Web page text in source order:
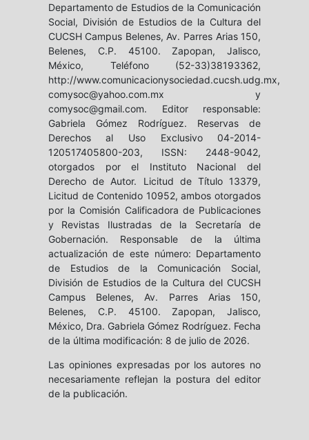
Departamento de Estudios de la Comunicación
Social, División de Estudios de la Cultura del
CUCSH Campus Belenes, Av. Parres Arias 150,
Belenes, C.P. 45100. Zapopan, Jalisco,
México, Teléfono (52-33)38193362,
http://www.comunicacionysociedad.cucsh.udg.mx,
comysoc@yahoo.com.mx y
comysoc@gmail.com. Editor responsable:
Gabriela Gómez Rodríguez. Reservas de
Derechos al Uso Exclusivo 04-2014-
120517405800-203, ISSN: 2448-9042,
otorgados por el Instituto Nacional del
Derecho de Autor. Licitud de Título 13379,
Licitud de Contenido 10952, ambos otorgados
por la Comisión Calificadora de Publicaciones
y Revistas Ilustradas de la Secretaría de
Gobernación. Responsable de la última
actualización de este número: Departamento
de Estudios de la Comunicación Social,
División de Estudios de la Cultura del CUCSH
Campus Belenes, Av. Parres Arias 150,
Belenes, C.P. 45100. Zapopan, Jalisco,
México, Dra. Gabriela Gómez Rodríguez. Fecha
de la última modificación: 8 de julio de 2026.
Las opiniones expresadas por los autores no
necesariamente reflejan la postura del editor
de la publicación.